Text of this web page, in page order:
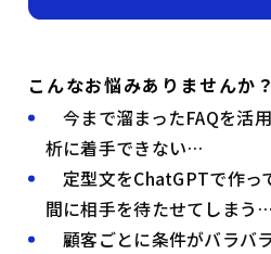
こんなお悩みありませんか？
今まで溜まったFAQを活
析に着手できない…
定型文をChatGPTで作っ
間に相手を待たせてしまう…
顧客ごとに条件がバラバ